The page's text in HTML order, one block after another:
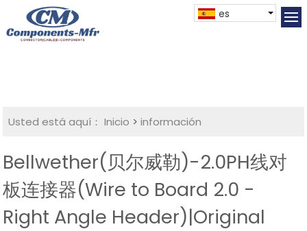
es
Usted está aquí： Inicio >información
Bellwether(贝尔威勒)-2.0PH线对
板连接器(Wire to Board 2.0 -
Right Angle Header)|Original